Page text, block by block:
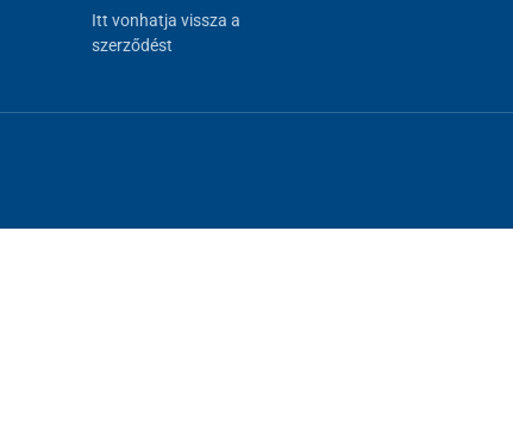
Itt vonhatja vissza a
szerződést